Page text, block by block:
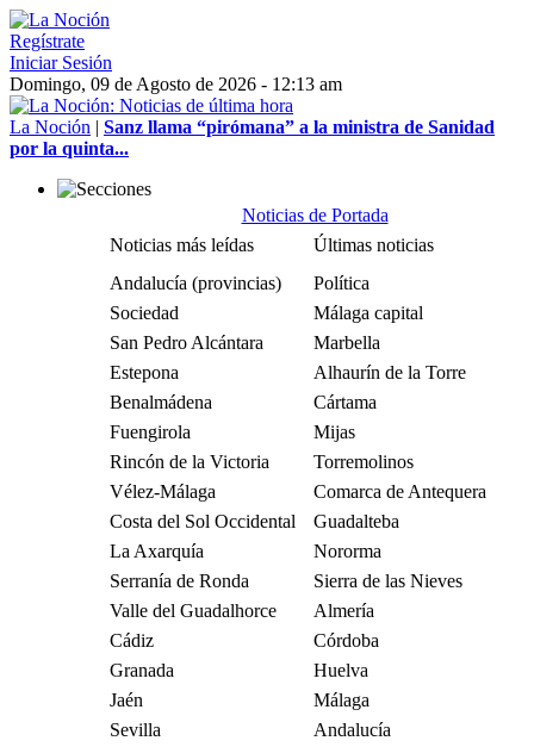
Regístrate
Iniciar Sesión
Domingo, 09 de Agosto de 2026 - 12:13 am
La Noción | Sanz llama “pirómana” a la ministra de Sanidad
por la quinta...
Noticias de Portada
Noticias más leídas
Últimas noticias
Andalucía (provincias)
Política
Sociedad
Málaga capital
San Pedro Alcántara
Marbella
Estepona
Alhaurín de la Torre
Benalmádena
Cártama
Fuengirola
Mijas
Rincón de la Victoria
Torremolinos
Vélez-Málaga
Comarca de Antequera
Costa del Sol Occidental
Guadalteba
La Axarquía
Nororma
Serranía de Ronda
Sierra de las Nieves
Valle del Guadalhorce
Almería
Cádiz
Córdoba
Granada
Huelva
Jaén
Málaga
Sevilla
Andalucía